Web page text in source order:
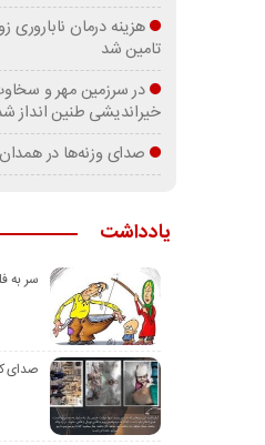
هزینه درمان
تامین شد
در سرزمین مهر و
خیراندیشی طنین انداز
صدای وزنه‌ها در
یادداشت
سر به
صدای